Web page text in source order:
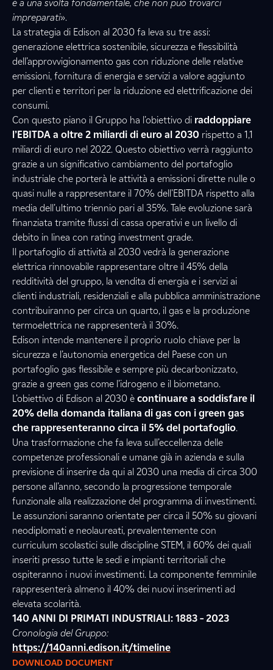
è a una svolta fondamentale, che non può trovarci
impreparati».
La strategia di Edison al 2030 fa leva su tre assi:
generazione elettrica sostenibile, sicurezza e flessibilità
dell’approvvigionamento gas con riduzione delle relative
emissioni, fornitura di energia e servizi a valore aggiunto
per clienti e territori per la riduzione ed elettrificazione dei
consumi.
Con questo piano il Gruppo ha l’obiettivo di raddoppiare
l’EBITDA a oltre 2 miliardi di euro al 2030 rispetto a 1,1
miliardi di euro nel 2022. Questo obiettivo verrà raggiunto
grazie a un significativo cambiamento del portafoglio
industriale che porterà le attività a emissioni dirette nulle o
quasi nulle a rappresentare il 70% dell’EBITDA rispetto alla
media dell’ultimo triennio pari al 35%. Tale evoluzione sarà
finanziata tramite flussi di cassa operativi e un livello di
debito in linea con rating investment grade.
Il portafoglio di attività al 2030 vedrà la generazione
elettrica rinnovabile rappresentare oltre il 45% della
redditività del gruppo, la vendita di energia e i servizi ai
clienti industriali, residenziali e alla pubblica amministrazione
contribuiranno per circa un quarto, il gas e la produzione
termoelettrica ne rappresenterà il 30%.
Edison intende mantenere il proprio ruolo chiave per la
sicurezza e l’autonomia energetica del Paese con un
portafoglio gas flessibile e sempre più decarbonizzato,
grazie a green gas come l’idrogeno e il biometano.
L’obiettivo di Edison al 2030 è continuare a soddisfare il
20% della domanda italiana di gas con i green gas
che rappresenteranno circa il 5% del portafoglio.
Una trasformazione che fa leva sull’eccellenza delle
competenze professionali e umane già in azienda e sulla
previsione di inserire da qui al 2030 una media di circa 300
persone all’anno, secondo la progressione temporale
funzionale alla realizzazione del programma di investimenti.
Le assunzioni saranno orientate per circa il 50% su giovani
neodiplomati e neolaureati, prevalentemente con
curriculum scolastici sulle discipline STEM, il 60% dei quali
inseriti presso tutte le sedi e impianti territoriali che
ospiteranno i nuovi investimenti. La componente femminile
rappresenterà almeno il 40% dei nuovi inserimenti ad
elevata scolarità.
140 ANNI DI PRIMATI INDUSTRIALI: 1883 – 2023
Cronologia del Gruppo:
https://140anni.edison.it/timeline
DOWNLOAD DOCUMENT